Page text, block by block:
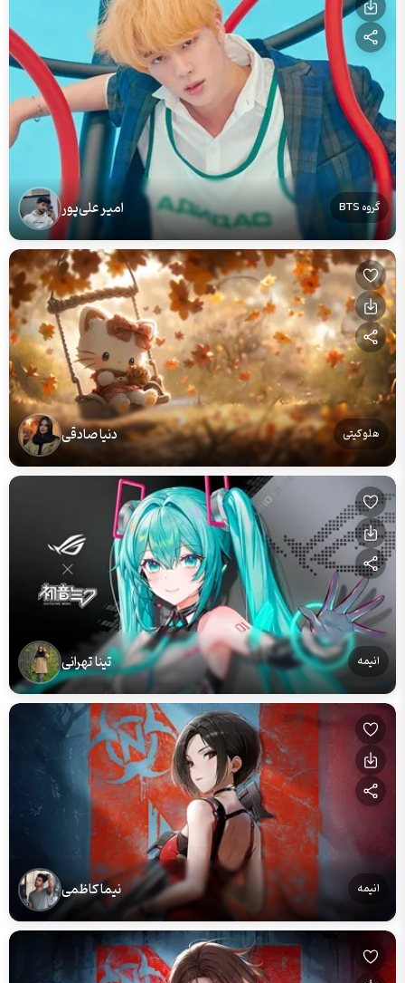
گروه BTS امیر علی‌پور
هلو کیتی دنیا صادقی
انیمه تینا تهرانی
انیمه نیما کاظمی